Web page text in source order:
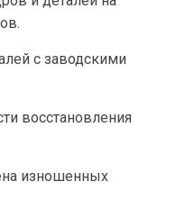
с заводскими
восстановления
изношенных